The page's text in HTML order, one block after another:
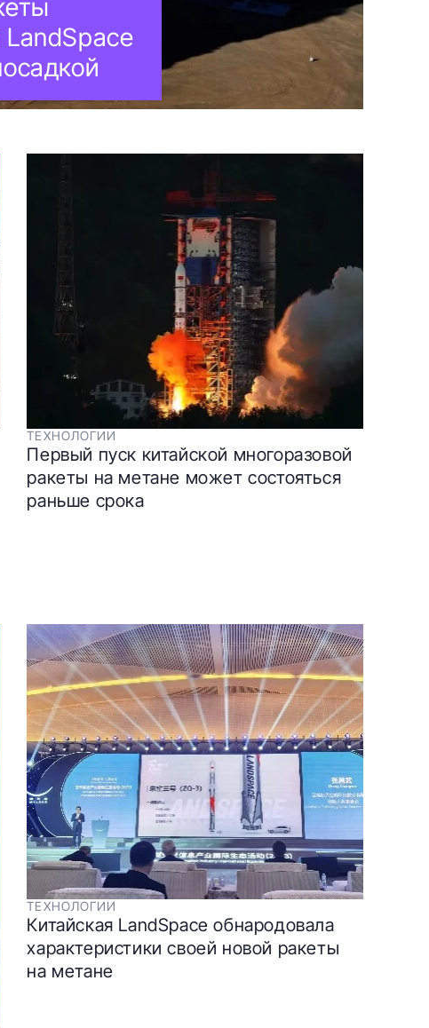
ТЕХНОЛОГИИ
Первый пуск китайской многоразовой
ракеты на метане может состояться
раньше срока
ТЕХНОЛОГИИ
Китайская LandSpace обнародовала
характеристики своей новой ракеты
на метане